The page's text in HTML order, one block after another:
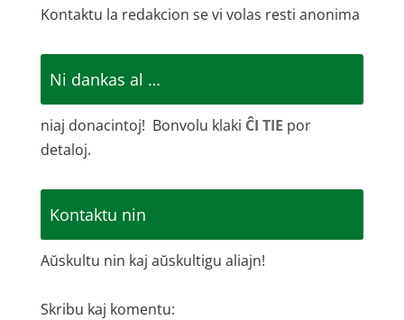
Kontaktu la redakcion se vi volas resti anonima
Ni dankas al …
niaj donacintoj! Bonvolu klaki ĈI TIE por
detaloj.
Kontaktu nin
Aŭskultu nin kaj aŭskultigu aliajn!
Skribu kaj komentu: